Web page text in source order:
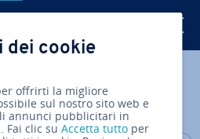
in time:
dei cookie
offrirti la migliore
sul nostro sito web e
annunci pubblicitari in
Fai clic suAccetta tutto per